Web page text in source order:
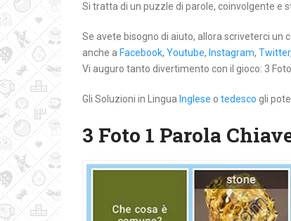
Si tratta di un puzzle di parole, coinvolgente e
Se avete bisogno di aiuto, allora scriveterci un
anche a Facebook, Youtube, Instagram, Twitter,
Vi auguro tanto divertimento con il gioco: 3
Gli Soluzioni in Lingua Inglese o tedesco gli
3 Foto 1 Parola